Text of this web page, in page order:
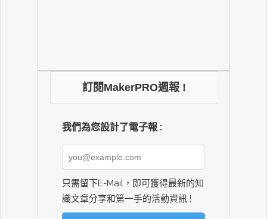
訂閱MakerPRO週報 !
我們為您設計了電子報 :
只需留下E-Mail，即可獲得最新的知
識文章分享和第一手的活動資訊 !